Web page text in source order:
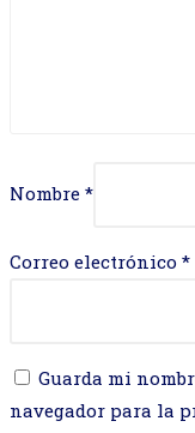
Nombre *
Correo electrónico *
Guarda mi
navegador para la